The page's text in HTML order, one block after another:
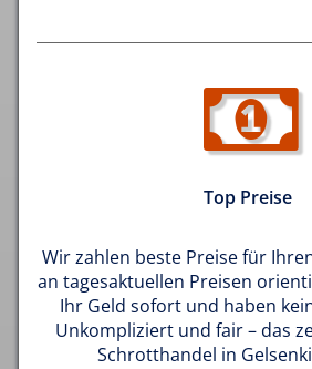
Top Preise
Wir zahlen beste Preise für
an tagesaktuellen Preisen
Ihr Geld sofort und haben
Unkompliziert und fair – das
Schrotthandel in